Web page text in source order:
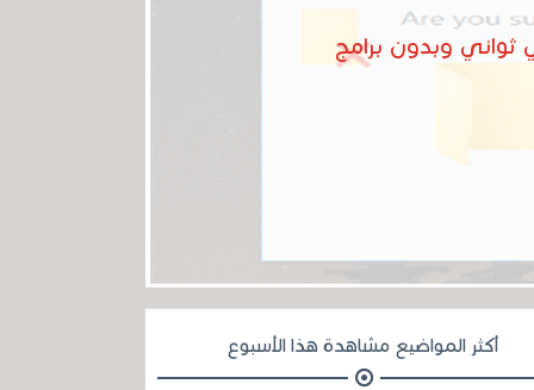
أكثر المواضيع مشاهدة هذا الأسبوع